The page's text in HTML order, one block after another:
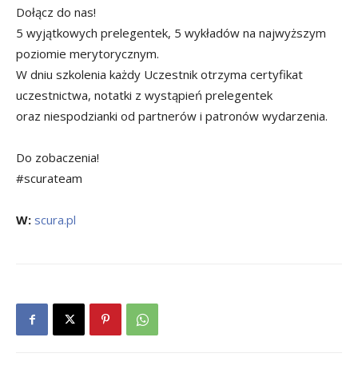
Dołącz do nas!
5 wyjątkowych prelegentek, 5 wykładów na najwyższym
poziomie merytorycznym.
W dniu szkolenia każdy Uczestnik otrzyma certyfikat
uczestnictwa, notatki z wystąpień prelegentek
oraz niespodzianki od partnerów i patronów wydarzenia.
Do zobaczenia!
#scurateam
W: scura.pl